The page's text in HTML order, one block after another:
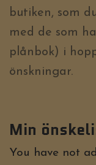
butiken, som
med de som
plånbok) i
önskningar.
Min
You have not